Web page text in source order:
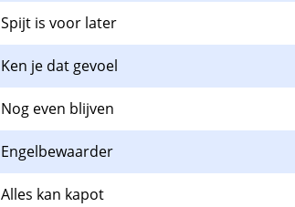
Spijt is voor later
Ken je dat gevoel
Nog even blijven
Engelbewaarder
Alles kan kapot